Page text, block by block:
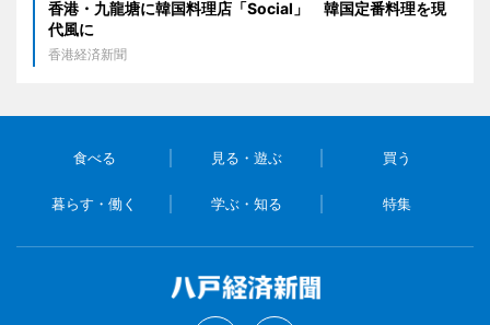
香港・九龍塘に韓国料理店「Social」 韓国定番料理を現
代風に
香港経済新聞
食べる 見る・遊ぶ 買う
暮らす・働く 学ぶ・知る 特集